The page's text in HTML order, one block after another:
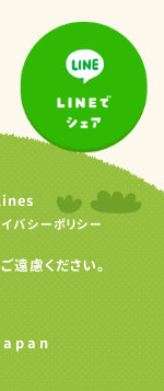
バシーポリシー
慮ください。